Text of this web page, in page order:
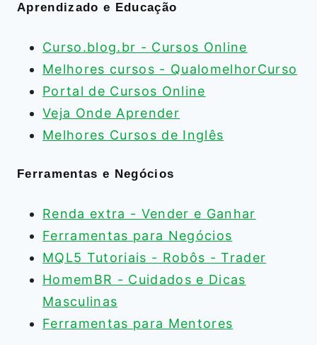
Aprendizado e Educação
Curso.blog.br - Cursos Online
Melhores cursos - QualomelhorCurso
Portal de Cursos Online
Veja Onde Aprender
Melhores Cursos de Inglês
Ferramentas e Negócios
Renda extra - Vender e Ganhar
Ferramentas para Negócios
MQL5 Tutoriais - Robôs - Trader
HomemBR - Cuidados e Dicas
Masculinas
Ferramentas para Mentores